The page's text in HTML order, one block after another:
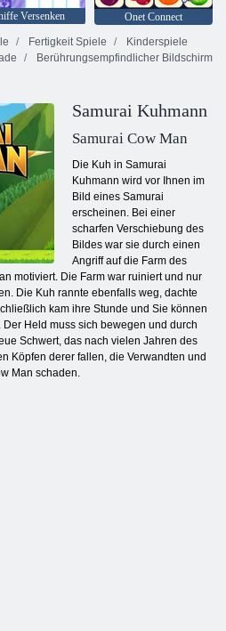
Versenken
Onet Connect
Fertigkeit Spiele
Kinderspiele
Berührungsempfindlicher Bildschirm
Samurai Kuhmann
Samurai Cow Man
Die Kuh in Samurai
Kuhmann wird vor Ihnen im
Bild eines Samurai
erscheinen. Bei einer
scharfen Verschiebung des
Bildes war sie durch einen
Angriff auf die Farm des
motiviert. Die Farm war ruiniert und nur
Die Kuh rannte ebenfalls weg, dachte
kam ihre Stunde und Sie können
Held muss sich bewegen und durch
Schwert, das nach vielen Jahren des
Köpfen derer fallen, die Verwandten und
Man schaden.